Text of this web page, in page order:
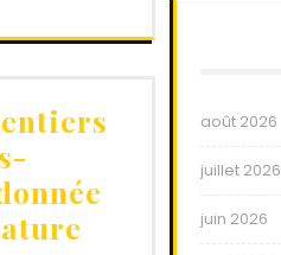
août 2026
juillet 2026
juin 2026